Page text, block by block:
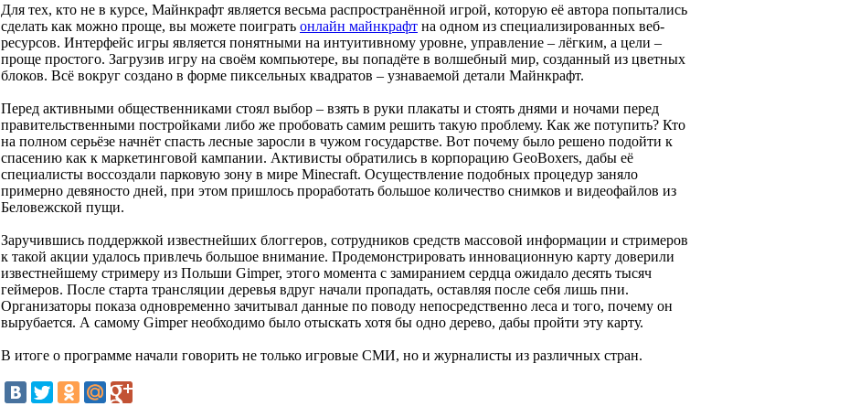
Для тех, кто не в курсе, Майнкрафт является весьма распространённой игрой, которую её автора попытались
сделать как можно проще, вы можете поиграть онлайн майнкрафт на одном из специализированных веб-
ресурсов. Интерфейс игры является понятными на интуитивному уровне, управление – лёгким, а цели –
проще простого. Загрузив игру на своём компьютере, вы попадёте в волшебный мир, созданный из цветных
блоков. Всё вокруг создано в форме пиксельных квадратов – узнаваемой детали Майнкрафт.
Перед активными общественниками стоял выбор – взять в руки плакаты и стоять днями и ночами перед
правительственными постройками либо же пробовать самим решить такую проблему. Как же потупить? Кто
на полном серьёзе начнёт спасть лесные заросли в чужом государстве. Вот почему было решено подойти к
спасению как к маркетинговой кампании. Активисты обратились в корпорацию GeoBoxers, дабы её
специалисты воссоздали парковую зону в мире Minecraft. Осуществление подобных процедур заняло
примерно девяносто дней, при этом пришлось проработать большое количество снимков и видеофайлов из
Беловежской пущи.
Заручившись поддержкой известнейших блоггеров, сотрудников средств массовой информации и стримеров
к такой акции удалось привлечь большое внимание. Продемонстрировать инновационную карту доверили
известнейшему стримеру из Польши Gimper, этого момента с замиранием сердца ожидало десять тысяч
геймеров. После старта трансляции деревья вдруг начали пропадать, оставляя после себя лишь пни.
Организаторы показа одновременно зачитывал данные по поводу непосредственно леса и того, почему он
вырубается. А самому Gimper необходимо было отыскать хотя бы одно дерево, дабы пройти эту карту.
В итоге о программе начали говорить не только игровые СМИ, но и журналисты из различных стран.